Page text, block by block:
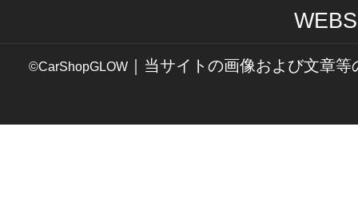
©CarShopGLOW ｜当サイトの画像および文章